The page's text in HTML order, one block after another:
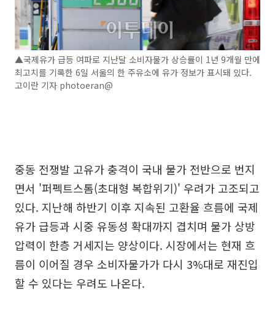
▲국제유가 급등 여파로 지난달 소비자물가 상승률이 1년 9개월 만에
최고치를 기록한 6일 서울의 한 주유소에 유가 정보가 표시돼 있다.
고이란 기자 photoeran@
중동 전쟁발 고유가 충격이 국내 물가 전반으로 번지
면서 '퍼펙트스톰(초대형 복합위기)' 우려가 고조되고
있다. 지난해 하반기 이후 지속된 고환율 흐름에 국제
유가 급등과 시중 유동성 확대까지 겹치며 물가 상방
압력이 한층 거세지는 양상이다. 시장에서는 현재 흐
름이 이어질 경우 소비자물가가 다시 3%대로 재진입
할 수 있다는 우려도 나온다.